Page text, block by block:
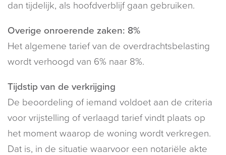
dan tijdelijk, als hoofdverblijf gaan gebruiken.
Overige onroerende zaken: 8%
Het algemene tarief van de overdrachtsbelasting
wordt verhoogd van 6% naar 8%.
Tijdstip van de verkrijging
De beoordeling of iemand voldoet aan de criteria
voor vrijstelling of verlaagd tarief vindt plaats op
het moment waarop de woning wordt verkregen.
Dat is, in de situatie waarvoor een notariële akte